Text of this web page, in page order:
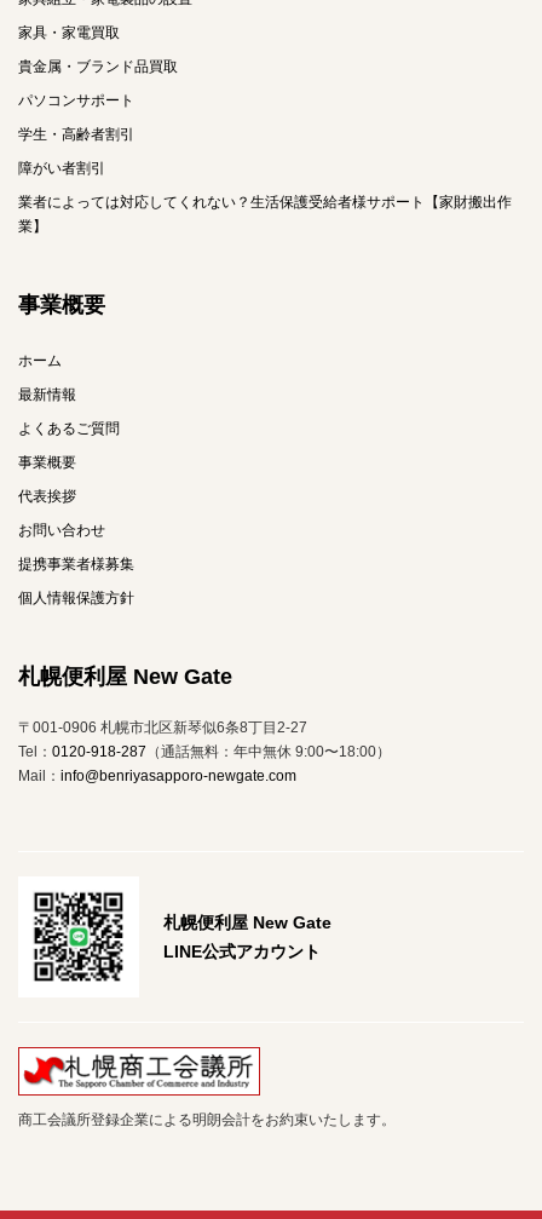
家具・家電買取
貴金属・ブランド品買取
パソコンサポート
学生・高齢者割引
障がい者割引
業者によっては対応してくれない？生活保護受給者様サポート【家財搬出作
業】
事業概要
ホーム
最新情報
よくあるご質問
事業概要
代表挨拶
お問い合わせ
提携事業者様募集
個人情報保護方針
札幌便利屋 New Gate
〒001-0906 札幌市北区新琴似6条8丁目2-27
Tel： 0120-918-287 （通話無料：年中無休 9:00〜18:00）
Mail： info@benriyasapporo-newgate.com
札幌便利屋 New Gate
LINE公式アカウント
商工会議所登録企業による明朗会計をお約束いたします。